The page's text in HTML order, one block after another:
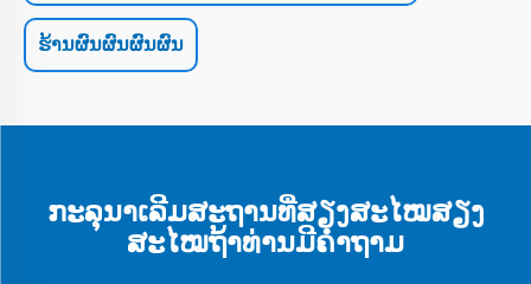
ຮ້ານຜົນຜົນຜົນຜົນ
ກະລຸນາເລີມສະຖານທີ່ສຽງສະໄໝສຽງ
ສະໄໝຖ້າທ່ານມີຄໍາຖາມ